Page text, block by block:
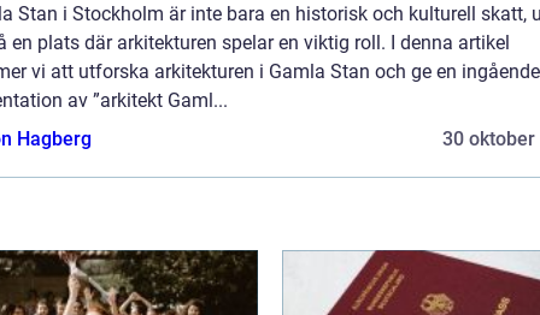
Stan i Stockholm är inte bara en historisk och kulturell skatt,
en plats där arkitekturen spelar en viktig roll. I denna artikel
vi att utforska arkitekturen i Gamla Stan och ge en ingående
av ”arkitekt Gaml...
Hagberg
30 oktober